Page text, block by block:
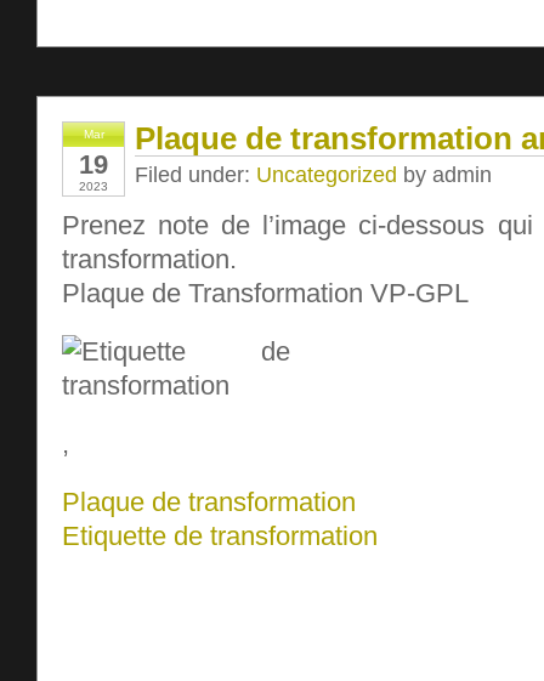
Mar
19
2023
Plaque de transformation
Filed under: Uncategorized by admin
Prenez note de l’image ci-dessous
transformation.
Plaque de Transformation VP-GPL
,
Plaque de transformation
Etiquette de transformation